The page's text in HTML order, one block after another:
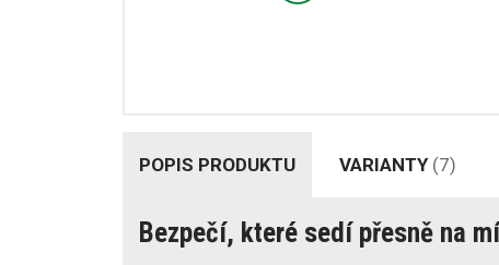
POPIS PRODUKTU VARIANTY (7)
Bezpečí, které sedí přesně na